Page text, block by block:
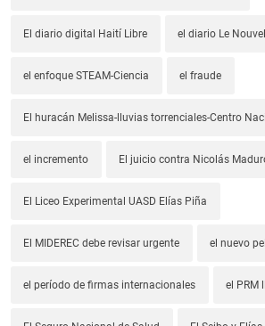
El diario digital Haití Libre el diario Le
el enfoque STEAM-Ciencia el fraude
El huracán Melissa-lluvias torrenciales-Centro
el incremento El juicio contra Nicolás
El Liceo Experimental UASD Elías Piña
El MIDEREC debe revisar urgente el nuevo
el período de firmas internacionales el PRM